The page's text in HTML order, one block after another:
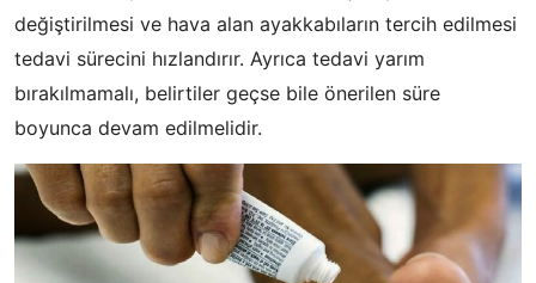
değiştirilmesi ve hava alan ayakkabıların tercih edilmesi
tedavi sürecini hızlandırır. Ayrıca tedavi yarım
bırakılmamalı, belirtiler geçse bile önerilen süre
boyunca devam edilmelidir.